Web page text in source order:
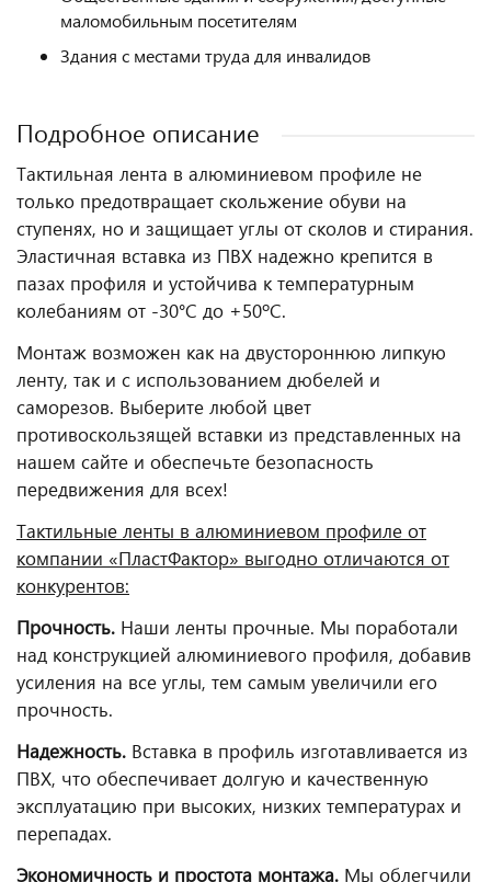
маломобильным посетителям
Здания с местами труда для инвалидов
Подробное описание
Тактильная лента в алюминиевом профиле не
только предотвращает скольжение обуви на
ступенях, но и защищает углы от сколов и стирания.
Эластичная вставка из ПВХ надежно крепится в
пазах профиля и устойчива к температурным
колебаниям от -30°С до +50ºС.
Монтаж возможен как на двустороннюю липкую
ленту, так и с использованием дюбелей и
саморезов. Выберите любой цвет
противоскользящей вставки из представленных на
нашем сайте и обеспечьте безопасность
передвижения для всех!
Тактильные ленты в алюминиевом профиле от
компании «ПластФактор» выгодно отличаются от
конкурентов:
Прочность. Наши ленты прочные. Мы поработали
над конструкцией алюминиевого профиля, добавив
усиления на все углы, тем самым увеличили его
прочность.
Надежность. Вставка в профиль изготавливается из
ПВХ, что обеспечивает долгую и качественную
эксплуатацию при высоких, низких температурах и
перепадах.
Экономичность и простота монтажа. Мы облегчили